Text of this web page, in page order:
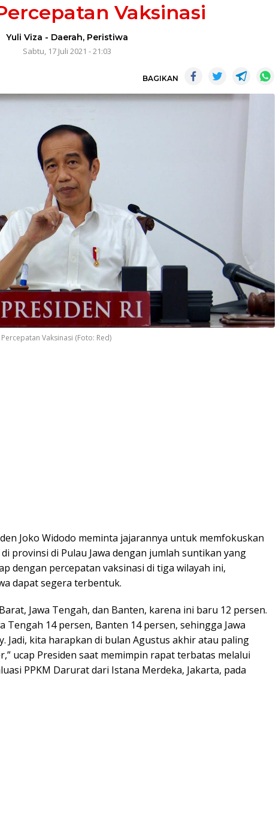
Vaksinasi
Yuli Viza - Daerah, Peristiwa
Sabtu, 17 Juli 2021 - 21:03
BAGIKAN
Vaksinasi (Foto: Red)
Joko Widodo meminta jajarannya untuk memfokuskan
provinsi di Pulau Jawa dengan jumlah suntikan yang
dengan percepatan vaksinasi di tiga wilayah ini,
dapat segera terbentuk.
Jawa Tengah, dan Banten, karena ini baru 12 persen.
Tengah 14 persen, Banten 14 persen, sehingga Jawa
Jadi, kita harapkan di bulan Agustus akhir atau paling
ucap Presiden saat memimpin rapat terbatas melalui
PPKM Darurat dari Istana Merdeka, Jakarta, pada